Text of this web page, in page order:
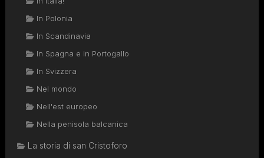
In Polonia
In Scandinavia
In Spagna e in Portogallo
In Svizzera
Nel mondo
Nell'est europeo
Nella penisola balcanica
La storia di san Cristoforo